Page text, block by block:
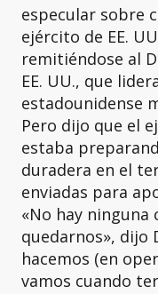
especular sobre
ejército de EE.
remitiéndose al
EE. UU., que
estadounidense
Pero dijo que el
estaba
duradera en el
enviadas para
«No hay ninguna
quedarnos», dijo
hacemos (en
vamos cuando